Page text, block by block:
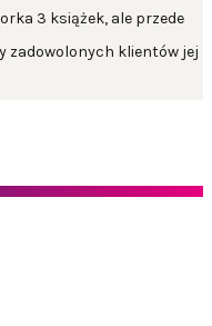
3 książek, ale przede
zadowolonych klientów jej